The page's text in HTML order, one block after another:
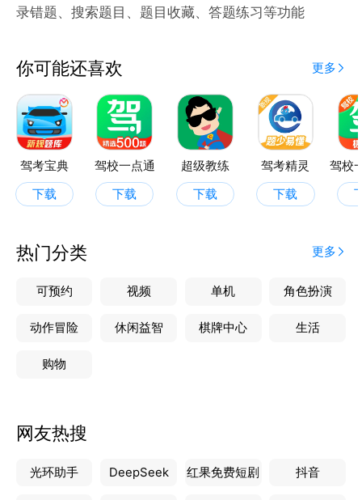
录错题、搜索题目、题目收藏、答题练习等功能
你可能还喜欢 更多
驾考宝典
下载
驾校一点通
下载
超级教练
下载
驾考精灵
下载
热门分类 更多
可预约 视频 单机 角色扮演
动作冒险 休闲益智 棋牌中心 生活
购物
网友热搜
光环助手 DeepSeek 红果免费短剧 抖音